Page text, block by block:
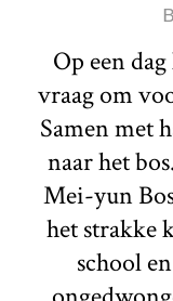
Op een
vraag om
Samen met
naar het
Mei-yun
het strakke
school